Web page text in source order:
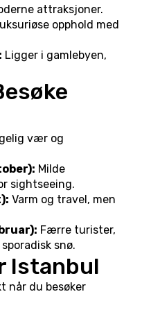
attraksjoner.
opphold med
Ligger i gamlebyen,
vær og
Milde
sightseeing.
Varm og travel, men
Færre turister,
snø.
Istanbul
når du besøker